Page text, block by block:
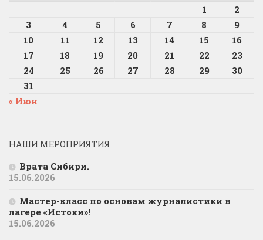
1
2
3
4 5 6 7 8
9
10
11 12 13 14 15
16
17
18 19 20 21 22
23
24
25 26 27 28 29
30
31
« Июн
НАШИ МЕРОПРИЯТИЯ
Врата Сибири.
15.06.2026
Мастер-класс по основам журналистики в
лагере «Истоки»!
15.06.2026